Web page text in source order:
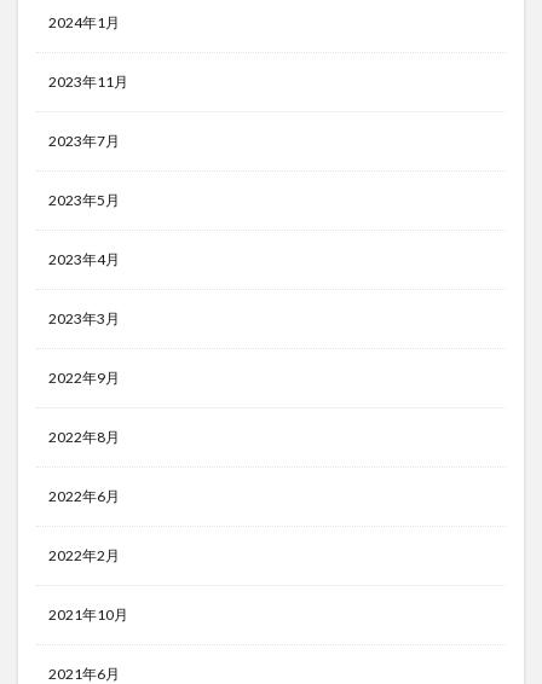
2024年1月
2023年11月
2023年7月
2023年5月
2023年4月
2023年3月
2022年9月
2022年8月
2022年6月
2022年2月
2021年10月
2021年6月